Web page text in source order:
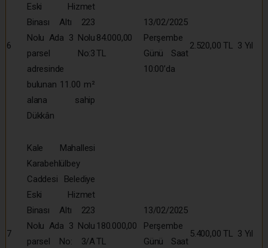
6
Eski Hizmet
Binası Altı 223
Nolu Ada 3 Nolu
parsel No:3
adresinde
bulunan 11.00 m²
alana sahip
Dükkân
84.000,00
TL
13/02/2025
Perşembe
Günü Saat
10:00’da
2.520,00 TL 3 Yıl
7
Kale Mahallesi
Karabehlülbey
Caddesi Belediye
Eski Hizmet
Binası Altı 223
Nolu Ada 3 Nolu
parsel No: 3/A
180.000,00
TL
13/02/2025
Perşembe
Günü Saat
5.400,00 TL 3 Yıl